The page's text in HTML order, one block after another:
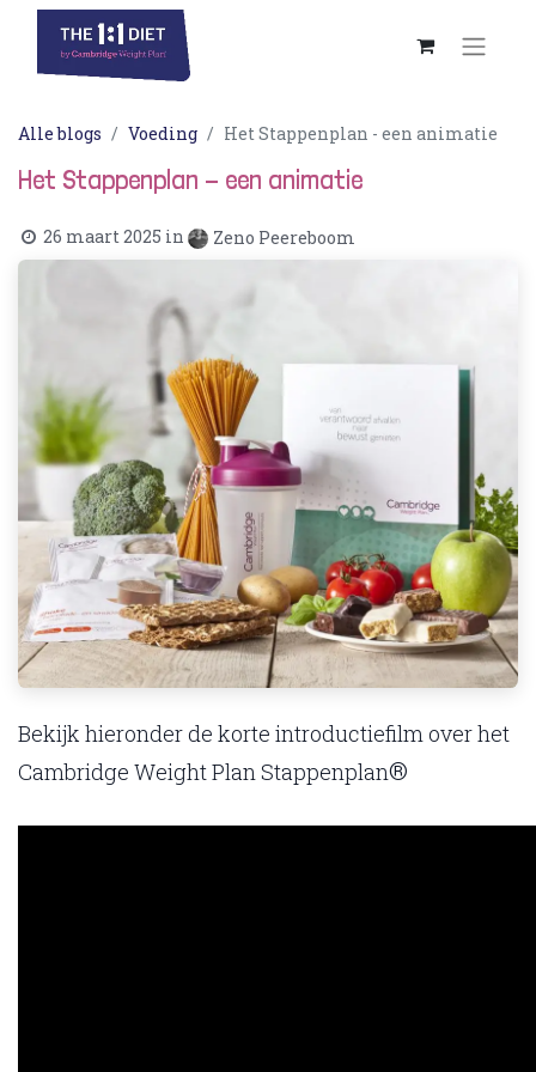
Alle blogs Voeding Het Stappenplan - een animatie
Het Stappenplan - een animatie
26 maart 2025 in Zeno Peereboom
Bekijk hieronder de korte introductiefilm over het
Cambridge Weight Plan Stappenplan®